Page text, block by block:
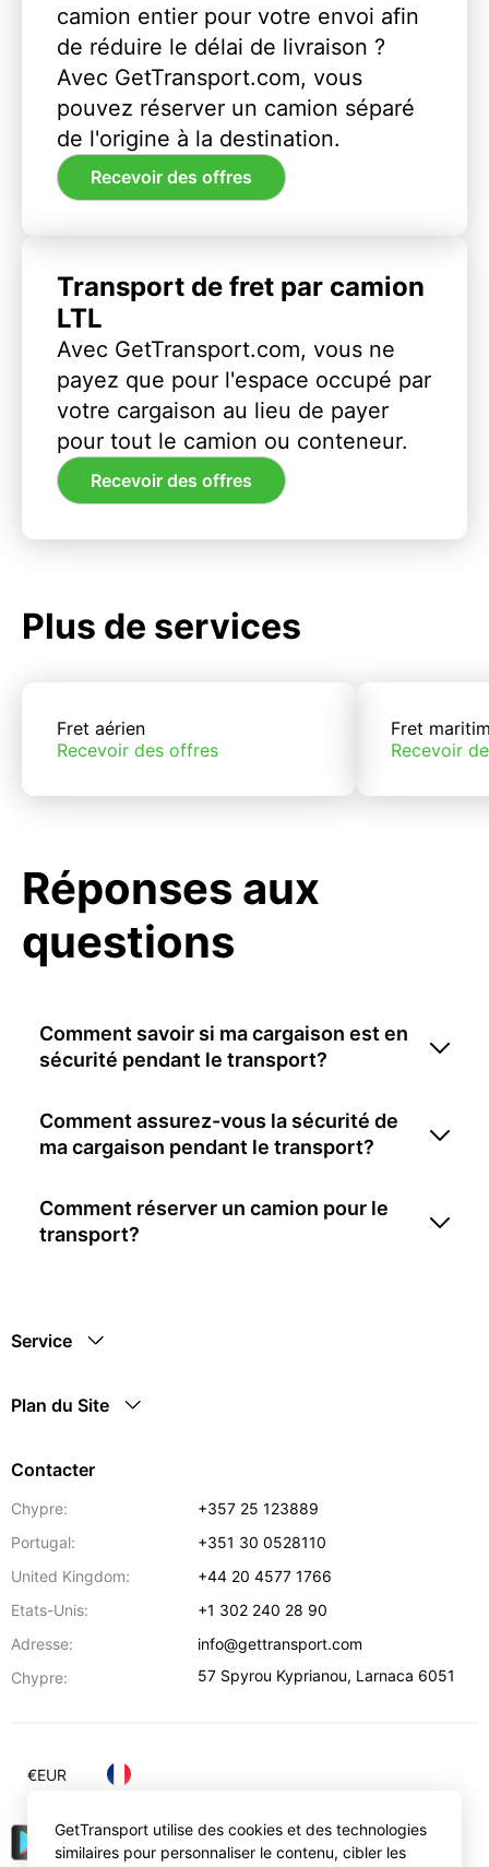
camion entier pour votre envoi afin
de réduire le délai de livraison ?
Avec GetTransport.com, vous
pouvez réserver un camion séparé
de l'origine à la destination.
Recevoir des offres
Transport de fret par camion
LTL
Avec GetTransport.com, vous ne
payez que pour l'espace occupé par
votre cargaison au lieu de payer
pour tout le camion ou conteneur.
Recevoir des offres
Plus de services
Fret aérien
Recevoir des offres
Fret
Recevoir
Réponses aux
questions
Comment savoir si ma cargaison est en
sécurité pendant le transport?
Comment assurez-vous la sécurité de
ma cargaison pendant le transport?
Comment réserver un camion pour le
transport?
Service
Plan du Site
Contacter
Chypre:
+357 25 123889
Portugal:
+351 30 0528110
United Kingdom:
+44 20 4577 1766
Etats-Unis:
+1 302 240 28 90
Adresse:
info@gettransport.com
Chypre:
57 Spyrou Kyprianou, Larnaca 6051
€EUR
GetTransport utilise des cookies et des technologies
similaires pour personnaliser le contenu, cibler les